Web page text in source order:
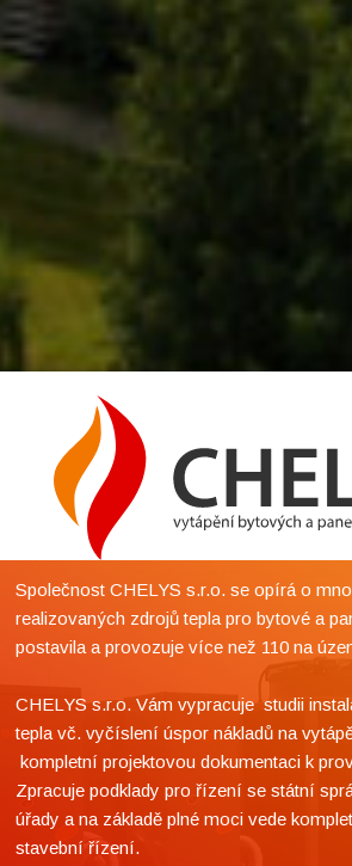
Společnost CHELYS s.r.o. se opírá o
realizovaných zdrojů tepla pro bytové a
postavila a provozuje více než 110 na
CHELYS s.r.o. Vám vypracuje studii
tepla vč. vyčíslení úspor nákladů na
kompletní projektovou dokumentaci k
Zpracuje podklady pro řízení se státní
úřady a na základě plné moci vede
stavební řízení.